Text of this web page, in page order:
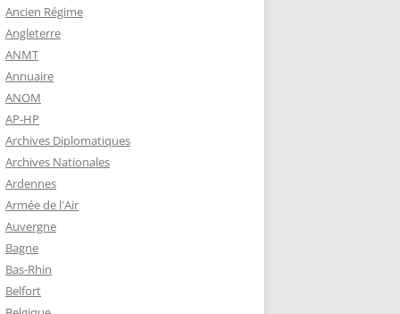
SUR-
MARIE
SUR-
1965)
SUR-
(1910-
– PLAQUE
Ancien Régime
Angleterre
ANMT
Annuaire
ANOM
AP-HP
Archives Diplomatiques
Archives Nationales
Ardennes
Armée de l'Air
Auvergne
Bagne
Bas-Rhin
Belfort